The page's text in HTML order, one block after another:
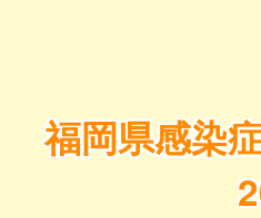
福岡県感染